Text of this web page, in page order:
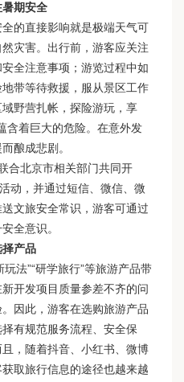
期安全
的直接影响就是极端天气可
灾害。出行前，游客应关注
全注意事项；游览过程中如
带等待救援，服从景区工作
野营扎帐，探险游玩，享
含着巨大的危险。在意外发
酿成悲剧。
合北京市相关部门共同开
动，并通过短信、微信、微
文旅安全常识，游客可通过
全意识。
产品
玩法”“研学旅行”等旅游产品带
开发项目质量参差不齐的问
因此，游客在选购旅游产品
有规范服务流程、安全保
，随着抖音、小红书、微博
取旅行信息的途径也越来越